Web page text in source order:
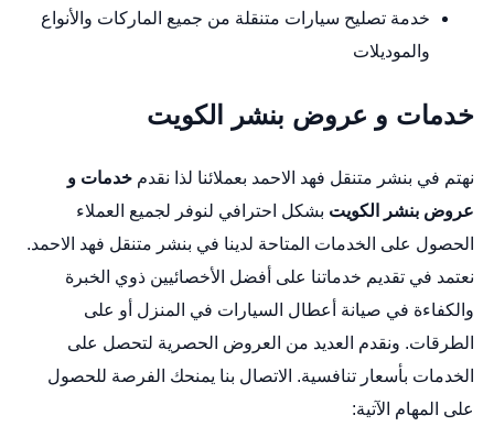
خدمة تصليح سيارات متنقلة من جميع الماركات والأنواع
والموديلات
خدمات و عروض بنشر الكويت
نهتم في بنشر متنقل فهد الاحمد بعملائنا لذا نقدم خدمات و
عروض بنشر الكويت بشكل احترافي لنوفر لجميع العملاء
الحصول على الخدمات المتاحة لدينا في بنشر متنقل فهد الاحمد.
نعتمد في تقديم خدماتنا على أفضل الأخصائيين ذوي الخبرة
والكفاءة في صيانة أعطال السيارات في المنزل أو على
الطرقات. ونقدم العديد من العروض الحصرية لتحصل على
الخدمات بأسعار تنافسية. الاتصال بنا يمنحك الفرصة للحصول
على المهام الآتية: